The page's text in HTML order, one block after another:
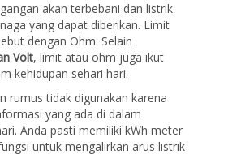
akan terbebani dan listrik
yang dapat diberikan. Limit
dengan Ohm. Selain
Volt, limit atau ohm juga ikut
kehidupan sehari hari.
rumus tidak digunakan karena
yang ada di dalam
Anda pasti memiliki kWh meter
untuk mengalirkan arus listrik